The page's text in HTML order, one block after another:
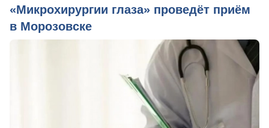
«Микрохирургии глаза» проведёт приём
в Морозовске